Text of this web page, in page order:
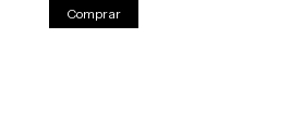
Comprar